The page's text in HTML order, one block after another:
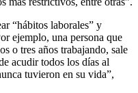
“hábitos laborales” y
ejemplo, una persona que
o tres años trabajando, sale
acudir todos los días al
tuvieron en su vida”,